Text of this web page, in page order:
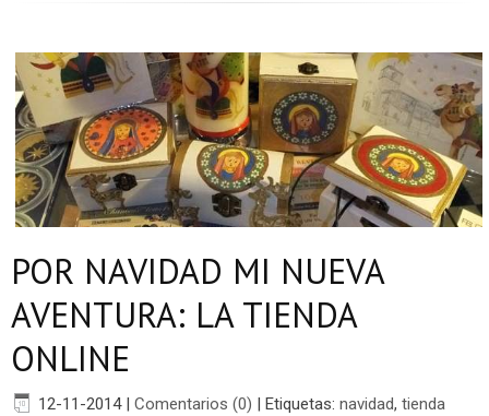
POR NAVIDAD MI NUEVA
AVENTURA: LA TIENDA
ONLINE
12-11-2014| Comentarios (0) | Etiquetas: navidad, tienda